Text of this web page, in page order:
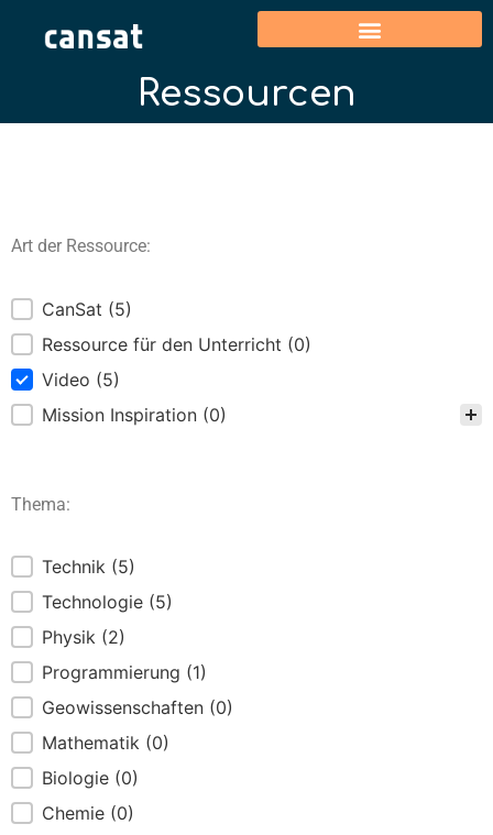
Ressourcen
Art der Ressource:
Kategorie
CanSat (5)
Ressource für den Unterricht (0)
Video (5)
Mission Inspiration (0)
Thema:
Themen
Technik (5)
Technologie (5)
Physik (2)
Programmierung (1)
Geowissenschaften (0)
Mathematik (0)
Biologie (0)
Chemie (0)